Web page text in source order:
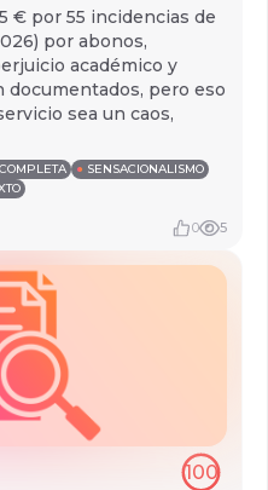
€ por 55 incidencias de
por abonos,
académico y
documentados, pero eso
sea un caos,
● SENSACIONALISMO
0 5
100